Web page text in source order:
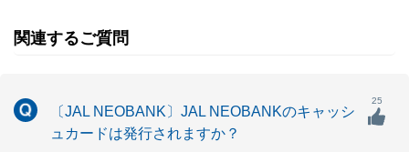
関連するご質問
〔JAL NEOBANK〕JAL NEOBANKのキャッシ
ュカードは発行されますか？
25